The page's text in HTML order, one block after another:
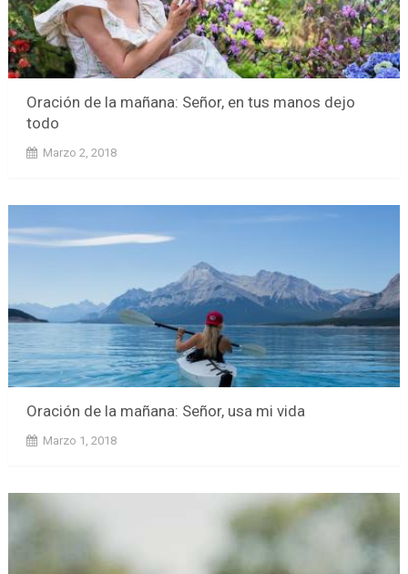
Oración de la mañana: Señor, en tus manos dejo
todo
Marzo 2, 2018
Oración de la mañana: Señor, usa mi vida
Marzo 1, 2018